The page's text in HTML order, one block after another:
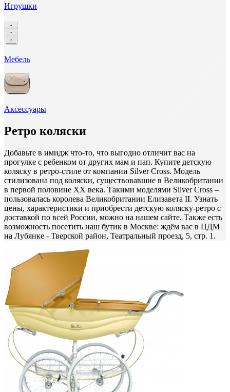
Игрушки
Мебель
Аксессуары
Ретро коляски
Добавьте в имидж что-то, что выгодно отличит вас на
прогулке с ребенком от других мам и пап. Купите детскую
коляску в ретро-стиле от компании Silver Cross. Модель
стилизована под коляски, существовавшие в Великобритании
в первой половине XX века. Такими моделями Silver Cross –
пользовалась королева Великобритании Елизавета II. Узнать
цены, характеристики и приобрести детскую коляску-ретро с
доставкой по всей России, можно на нашем сайте. Также есть
возможность посетить наш бутик в Москве: ждём вас в ЦДМ
на Лубянке - Тверской район, Театральный проезд, 5, стр. 1.